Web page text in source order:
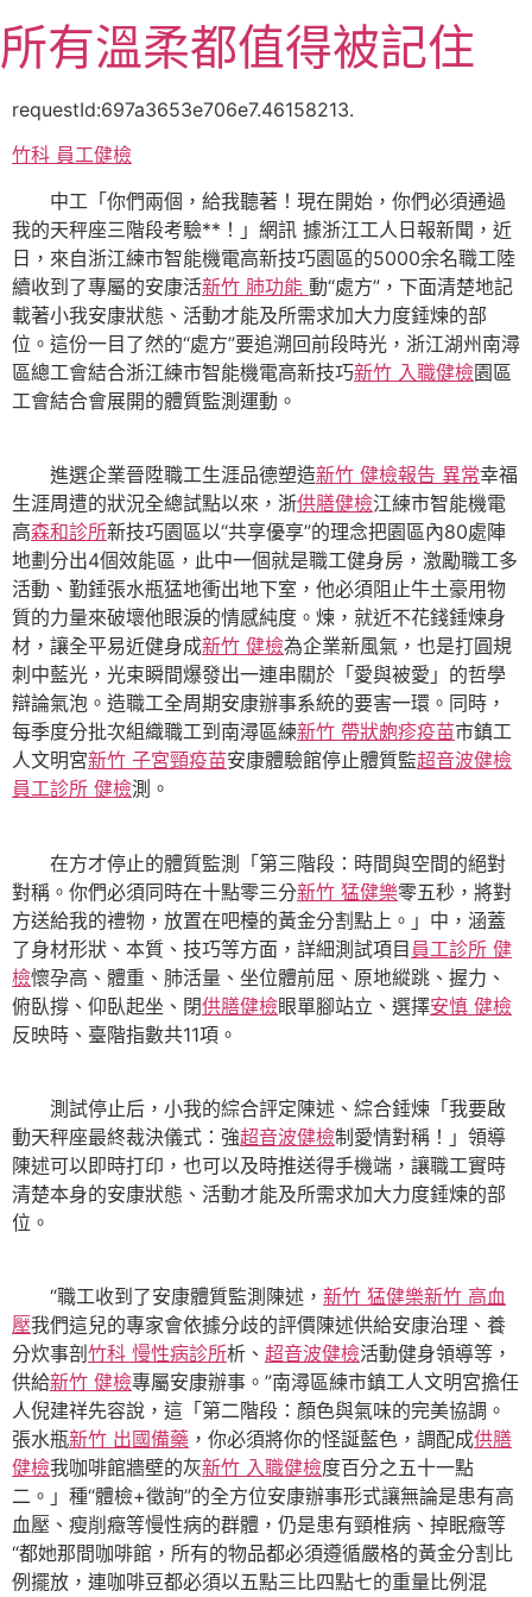
至
主
容
所有溫柔都值得被記住
requestId:697a3653e706e7.46158213.
竹科 員工健檢
中工「你們兩個，給我聽著！現在開始，你們必須通過
我的天秤座三階段考驗**！」網訊 據浙江工人日報新聞，近
日，來自浙江練市智能機電高新技巧園區的5000余名職工陸
續收到了專屬的安康活新竹 肺功能 動“處方”，下面清楚地記
載著小我安康狀態、活動才能及所需求加大力度錘煉的部
位。這份一目了然的“處方”要追溯回前段時光，浙江湖州南潯
區總工會結合浙江練市智能機電高新技巧新竹 入職健檢園區
工會結合會展開的體質監測運動。
進選企業晉陞職工生涯品德塑造新竹 健檢報告 異常幸福
生涯周遭的狀況全總試點以來，浙供膳健檢江練市智能機電
高森和診所新技巧園區以“共享優享”的理念把園區內80處陣
地劃分出4個效能區，此中一個就是職工健身房，激勵職工多
活動、勤錘張水瓶猛地衝出地下室，他必須阻止牛土豪用物
質的力量來破壞他眼淚的情感純度。煉，就近不花錢錘煉身
材，讓全平易近健身成新竹 健檢為企業新風氣，也是打圓規
刺中藍光，光束瞬間爆發出一連串關於「愛與被愛」的哲學
辯論氣泡。造職工全周期安康辦事系統的要害一環。同時，
每季度分批次組織職工到南潯區練新竹 帶狀皰疹疫苗市鎮工
人文明宮新竹 子宮頸疫苗安康體驗館停止體質監超音波健檢
員工診所 健檢測。
在方才停止的體質監測「第三階段：時間與空間的絕對
對稱。你們必須同時在十點零三分新竹 猛健樂零五秒，將對
方送給我的禮物，放置在吧檯的黃金分割點上。」中，涵蓋
了身材形狀、本質、技巧等方面，詳細測試項目 員工診所 健
檢懷孕高、體重、肺活量、坐位體前屈、原地縱跳、握力、
俯臥撐、仰臥起坐、閉供膳健檢眼單腳站立、選擇安慎 健檢
反映時、臺階指數共11項。
測試停止后，小我的綜合評定陳述、綜合錘煉「我要啟
動天秤座最終裁決儀式：強超音波健檢制愛情對稱！」領導
陳述可以即時打印，也可以及時推送得手機端，讓職工實時
清楚本身的安康狀態、活動才能及所需求加大力度錘煉的部
位。
“職工收到了安康體質監測陳述， 新竹 猛健樂新竹 高血
壓我們這兒的專家會依據分歧的評價陳述供給安康治理、養
分炊事剖 竹科 慢性病診所析、 超音波健檢活動健身領導等，
供給新竹 健檢專屬安康辦事。”南潯區練市鎮工人文明宮擔任
人倪建祥先容說，這「第二階段：顏色與氣味的完美協調。
張水瓶新竹 出國備藥 ，你必須將你的怪誕藍色，調配成供膳
健檢我咖啡館牆壁的灰新竹 入職健檢度百分之五十一點
二。」種“體檢+徵詢”的全方位安康辦事形式讓無論是患有高
血壓、瘦削癥等慢性病的群體，仍是患有頸椎病、掉眠癥等
“都她那間咖啡館，所有的物品都必須遵循嚴格的黃金分割比
例擺放，連咖啡豆都必須以五點三比四點七的重量比例混